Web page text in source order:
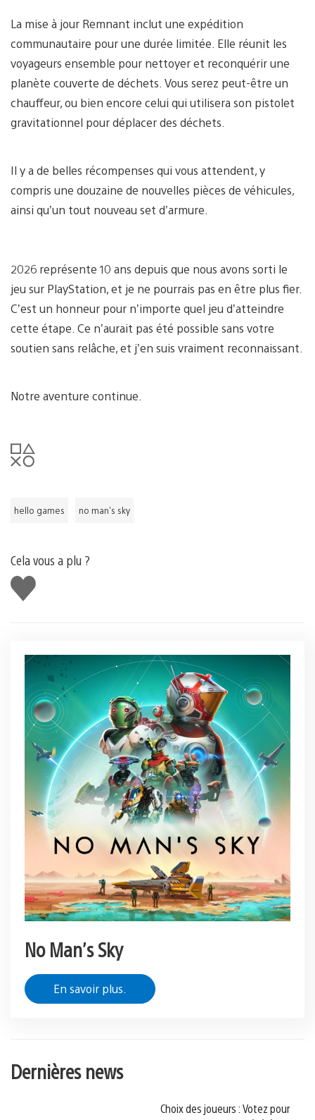
La mise à jour Remnant inclut une expédition
communautaire pour une durée limitée. Elle réunit les
voyageurs ensemble pour nettoyer et reconquérir une
planète couverte de déchets. Vous serez peut-être un
chauffeur, ou bien encore celui qui utilisera son pistolet
gravitationnel pour déplacer des déchets.
Il y a de belles récompenses qui vous attendent, y
compris une douzaine de nouvelles pièces de véhicules,
ainsi qu’un tout nouveau set d’armure.
2026 représente 10 ans depuis que nous avons sorti le
jeu sur PlayStation, et je ne pourrais pas en être plus fier.
C’est un honneur pour n’importe quel jeu d’atteindre
cette étape. Ce n’aurait pas été possible sans votre
soutien sans relâche, et j’en suis vraiment reconnaissant.
Notre aventure continue.
hello games no man's sky
Cela vous a plu ?
J'aime
No Man’s Sky
En savoir plus.
Dernières news
Choix des joueurs : Votez pour